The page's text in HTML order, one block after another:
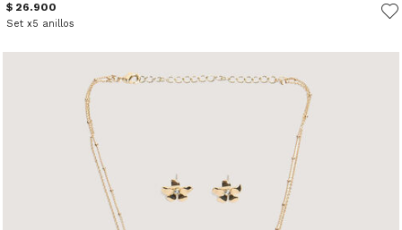
$ 26.900
Set x5 anillos